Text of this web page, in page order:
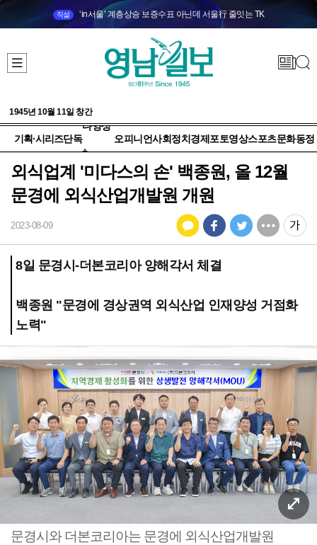
직설 ‘in서울’ 계층상승 보증수표 아닌데 서울行 줄잇는 TK
1945년 10월 11일 창간
기획·시리즈단독
다양성
+
오피니언사회정치 경제 포토영상스포츠문화동정
외식업계 '미다스의 손' 백종원, 올 12월
문경에 외식산업개발원 개원
2023-08-09
8일 문경시-더본코리아 양해각서 체결
백종원 "문경에 경상권역 외식산업 인재양성 거점화
노력"
문경시와 더본코리아는 문경에 외식산업개발원